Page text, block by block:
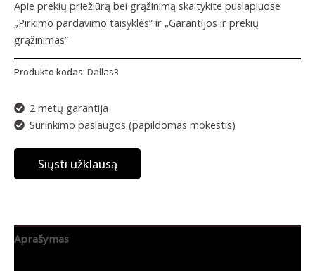
Apie prekių priežiūrą bei grąžinimą skaitykite puslapiuose
„Pirkimo pardavimo taisyklės” ir „Garantijos ir prekių
grąžinimas”
Produkto kodas: Dallas3
2 metų garantija
Surinkimo paslaugos (papildomas mokestis)
Siųsti užklausą
Aprašymas